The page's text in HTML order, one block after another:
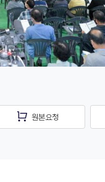
원본요청